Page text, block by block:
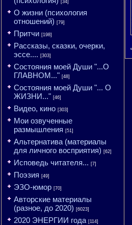
[34]
О жизни (психология
отношений) [79]
Притчи [198]
Рассказы, сказки, очерки,
эссе.... [303]
Состояния моей Души "...О
ГЛАВНОМ..." [48]
Состояния моей Души "... О
ЖИЗНИ..." [46]
Видео, кино [303]
Мои озвученные
размышления [51]
Альтернатива (материалы
для личного восприятия) [62]
Исповедь читателя... [7]
Поэзия [49]
ЭЗО-юмор [70]
Авторские материалы
(разное, до 2020) [6023]
2020 ЭНЕРГИИ года [114]